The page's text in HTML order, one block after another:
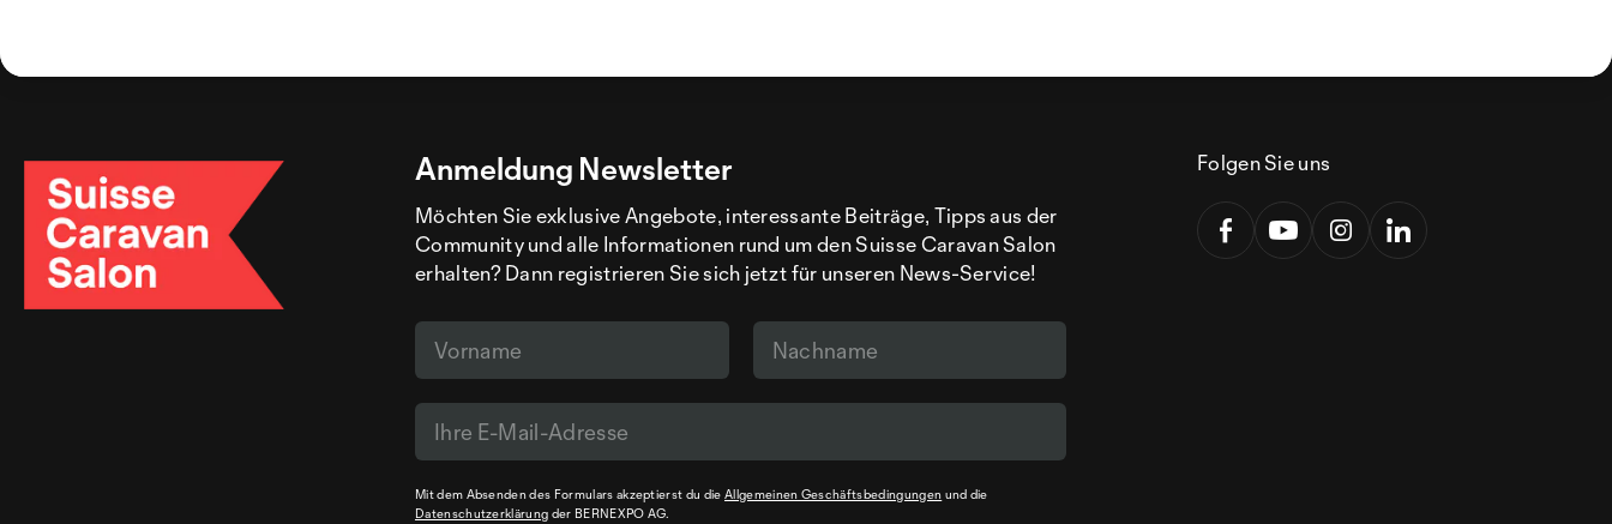
Anmeldung Newsletter
Möchten Sie exklusive Angebote, interessante Beiträge, Tipps aus der
Community und alle Informationen rund um den Suisse Caravan Salon
erhalten? Dann registrieren Sie sich jetzt für unseren News-Service!
Mit dem Absenden des Formulars akzeptierst du die Allgemeinen Geschäftsbedingungen und die
Datenschutzerklärung der BERNEXPO AG.
Folgen Sie uns